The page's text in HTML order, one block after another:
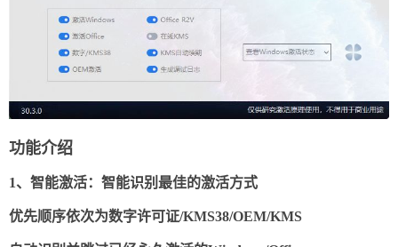
功能介绍
1、智能激活：智能识别最佳的激活方式
优先顺序依次为数字许可证/KMS38/OEM/KMS